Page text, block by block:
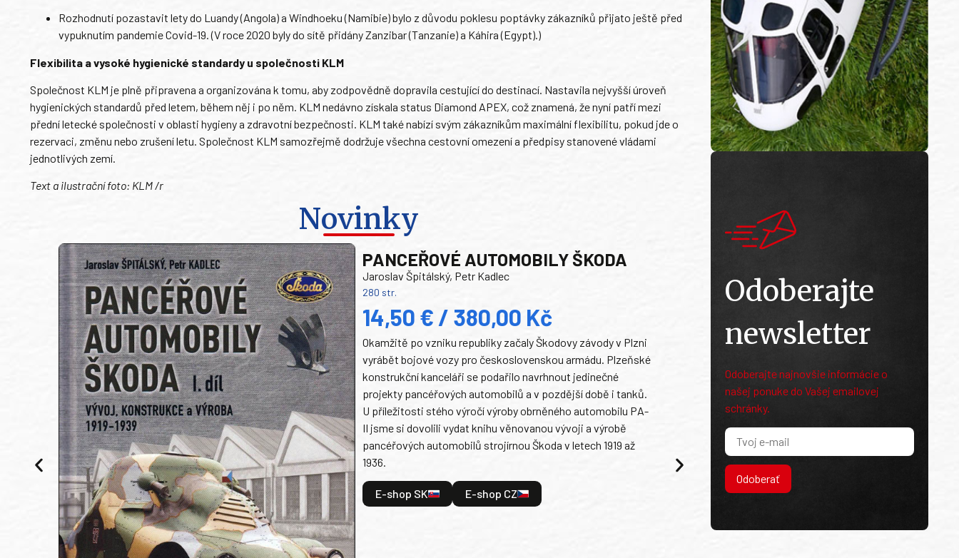
Rozhodnutí pozastavit lety do Luandy (Angola) a Windhoeku (Namibie) bylo z důvodu poklesu poptávky zákazníků přijato ještě před
vypuknutím pandemie Covid-19. (V roce 2020 byly do sítě přidány Zanzibar (Tanzanie) a Káhira (Egypt).)
Flexibilita a vysoké hygienické standardy u společnosti KLM
Společnost KLM je plně připravena a organizována k tomu, aby zodpovědně dopravila cestující do destinací. Nastavila nejvyšší úroveň
hygienických standardů před letem, během něj i po něm. KLM nedávno získala status Diamond APEX, což znamená, že nyní patří mezi
přední letecké společnosti v oblasti hygieny a zdravotní bezpečnosti. KLM také nabízí svým zákazníkům maximální flexibilitu, pokud jde o
rezervaci, změnu nebo zrušení letu. Společnost KLM samozřejmě dodržuje všechna cestovní omezení a předpisy stanovené vládami
jednotlivých zemí.
Text a ilustrační foto: KLM /r
Novinky
PANCEŘOVÉ AUTOMOBILY ŠKODA
Jaroslav Špitálský, Petr Kadlec
280 str.
14,50 € / 380,00 Kč
Okamžitě po vzniku republiky začaly Škodovy závody v Plzni
vyrábět bojové vozy pro československou armádu. Plzeňské
konstrukční kanceláři se podařilo navrhnout jedinečné
projekty pancéřových automobilů a v pozdější době i tanků.
U příležitosti stého výročí výroby obrněného automobilu PA-
II jsme si dovolili vydat knihu věnovanou vývoji a výrobě
pancéřových automobilů strojírnou Škoda v letech 1919 až
1936.
E-shop SK E-shop CZ
Odoberajte
newsletter
Odoberajte najnovšie informácie o
našej ponuke do Vašej emailovej
schránky.
Odoberať